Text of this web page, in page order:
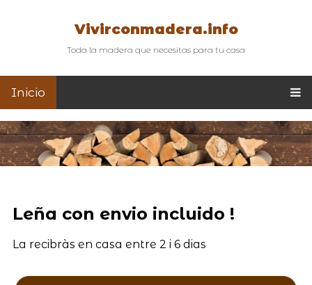
Vivirconmadera.info
Toda la madera que necesitas para tu casa
Inicio
Leña con envio incluido !
La recibràs en casa entre 2 i 6 dias